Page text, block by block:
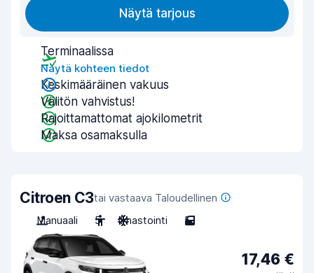
Näytä tarjous
Terminaalissa
Näytä kohteen tiedot
Keskimääräinen vakuus
Välitön vahvistus!
Rajoittamattomat ajokilometrit
Maksa osamaksulla
Citroen C3tai vastaava Taloudellinen
Manuaali
5 Ilmastointi 5
17,46 €